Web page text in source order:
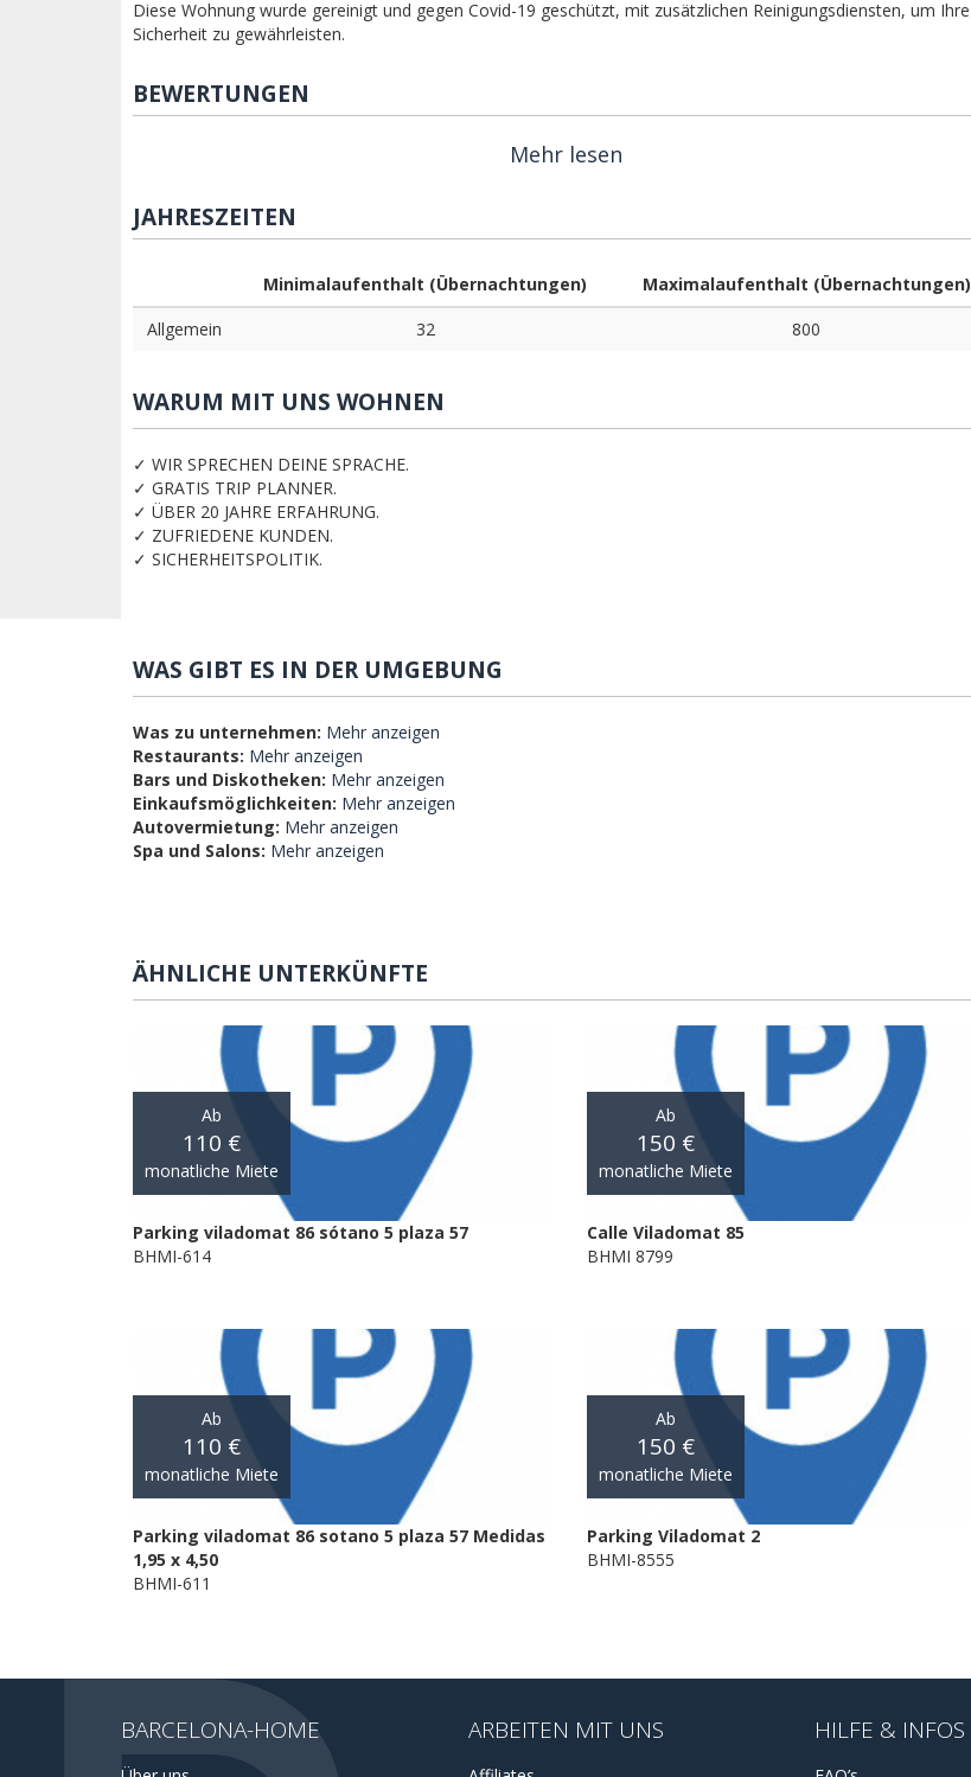
Diese Wohnung wurde gereinigt und gegen Covid-19 geschützt, mit zusätzlichen Reinigungsdiensten, um Ihre
Sicherheit zu gewährleisten.
BEWERTUNGEN
Mehr lesen
JAHRESZEITEN
Minimalaufenthalt (Übernachtungen)
Maximalaufenthalt (Übernachtungen)
Allgemein
32 800
WARUM MIT UNS WOHNEN
✓ WIR SPRECHEN DEINE SPRACHE.
✓ GRATIS TRIP PLANNER.
✓ ÜBER 20 JAHRE ERFAHRUNG.
✓ ZUFRIEDENE KUNDEN.
✓ SICHERHEITSPOLITIK.
WAS GIBT ES IN DER UMGEBUNG
Was zu unternehmen: Mehr anzeigen
Restaurants: Mehr anzeigen
Bars und Diskotheken: Mehr anzeigen
Einkaufsmöglichkeiten: Mehr anzeigen
Autovermietung: Mehr anzeigen
Spa und Salons: Mehr anzeigen
ÄHNLICHE UNTERKÜNFTE
Ab
110 €
monatliche Miete
Parking viladomat 86 sótano 5 plaza 57
BHMI-614
Ab
150 €
monatliche Miete
Calle Viladomat 85
BHMI 8799
Ab
110 €
monatliche Miete
Parking viladomat 86 sotano 5 plaza 57 Medidas
1,95 x 4,50
BHMI-611
Ab
150 €
monatliche Miete
Parking Viladomat 2
BHMI-8555
BARCELONA-HOME ARBEITEN MIT UNS HILFE & INFOS